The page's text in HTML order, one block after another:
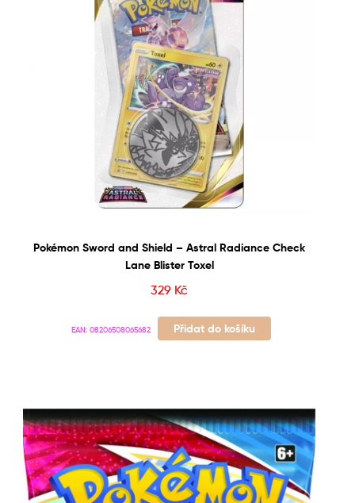
Pokémon Sword and Shield – Astral Radiance Check
Lane Blister Toxel
329 Kč
EAN: 08206508065682 Přidat do košíku